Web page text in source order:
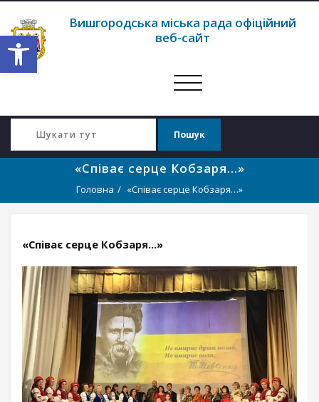
Відкрити Панель інструментів
Вишгородська міська рада офіційний
веб-сайт
Перемкнути
«Співає серце Кобзаря…»
Головна «Співає серце Кобзаря…»
«Співає серце Кобзаря…»